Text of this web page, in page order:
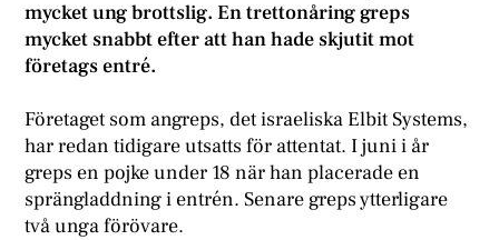
mycket ung brottslig. En trettonåring greps
mycket snabbt efter att han hade skjutit mot
företags entré.
Företaget som angreps, det israeliska Elbit Systems,
har redan tidigare utsatts för attentat. I juni i år
greps en pojke under 18 när han placerade en
sprängladdning i entrén. Senare greps ytterligare
två unga förövare.